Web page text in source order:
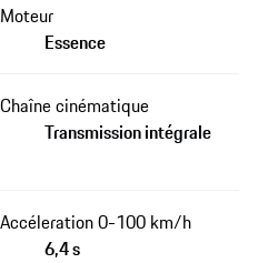
Moteur
Essence
Chaîne cinématique
Transmission intégrale
Accéleration 0-100 km/h
6,4 s